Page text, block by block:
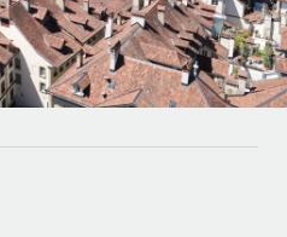
of TheyDo, a pioneering
that has...